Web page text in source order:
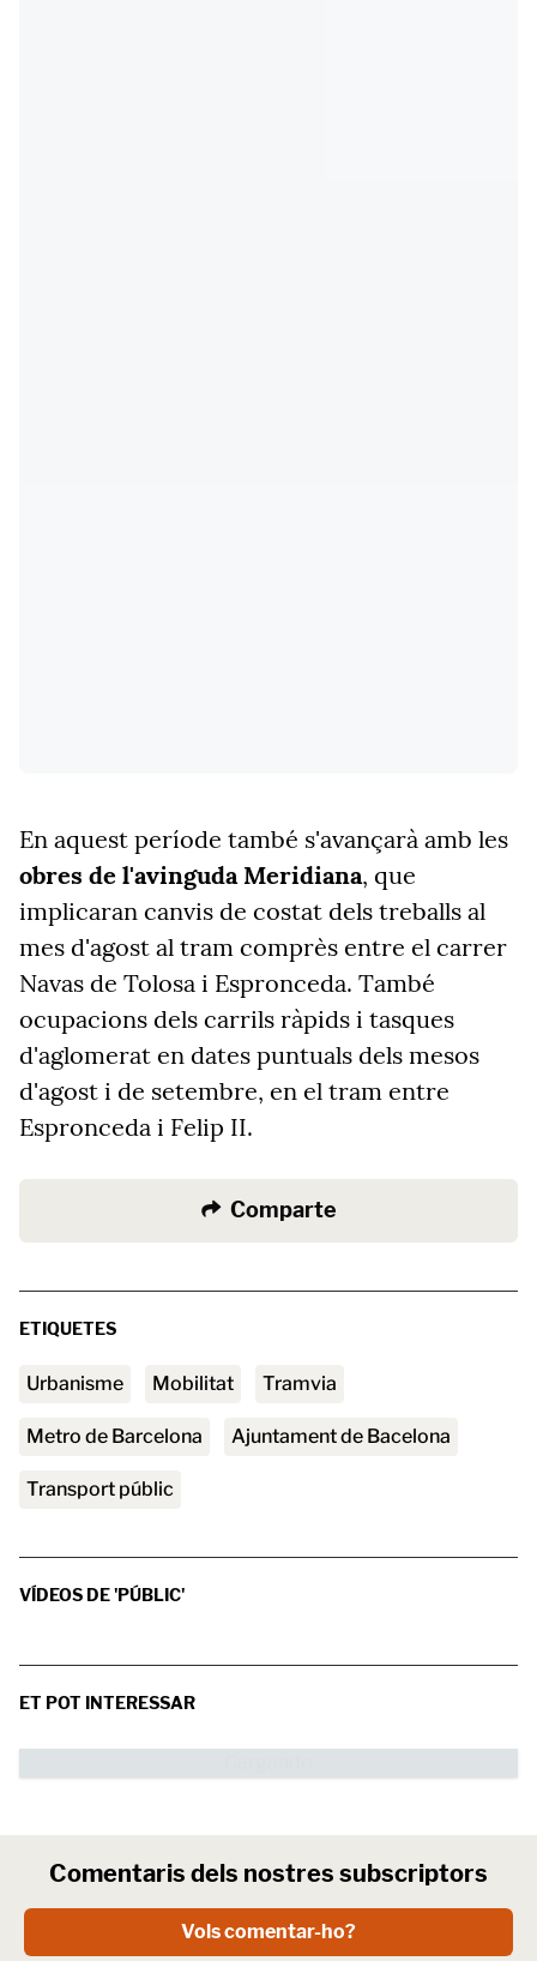
En aquest període també s'avançarà amb les
obres de l'avinguda Meridiana, que
implicaran canvis de costat dels treballs al
mes d'agost al tram comprès entre el carrer
Navas de Tolosa i Espronceda. També
ocupacions dels carrils ràpids i tasques
d'aglomerat en dates puntuals dels mesos
d'agost i de setembre, en el tram entre
Espronceda i Felip II.
Comparte
ETIQUETES
Urbanisme mobilitat Tramvia
metro de Barcelona Ajuntament de Bacelona
transport públic
VÍDEOS DE 'PÚBLIC'
ET POT INTERESSAR
Comentaris dels nostres subscriptors
Vols comentar-ho?